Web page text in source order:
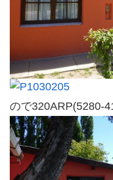
ので320ARP(5280-